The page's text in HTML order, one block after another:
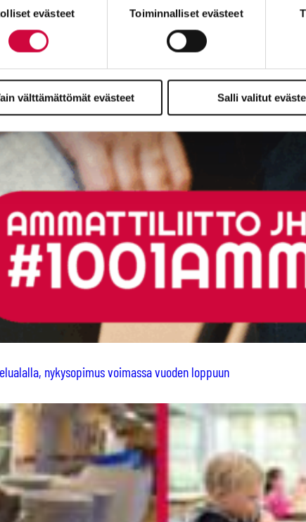
osa on välttämättömiä, osa sivuston toimintaa
evästeet Toiminnalliset evästeet
välttämättömät evästeet Salli valitut
nykysopimus voimassa vuoden loppuun